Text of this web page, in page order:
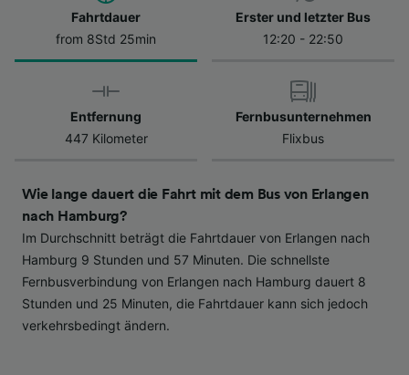
Fahrtdauer
from 8Std 25min
Erster und letzter Bus
12:20 - 22:50
Entfernung
447 Kilometer
Fernbusunternehmen
Flixbus
Wie lange dauert die Fahrt mit dem Bus von Erlangen
nach Hamburg?
Im Durchschnitt beträgt die Fahrtdauer von Erlangen nach
Hamburg 9 Stunden und 57 Minuten. Die schnellste
Fernbusverbindung von Erlangen nach Hamburg dauert 8
Stunden und 25 Minuten, die Fahrtdauer kann sich jedoch
verkehrsbedingt ändern.
Datenschutzrichtlinie. Diese Präferenzen
werden unseren Partnern signalisiert und
haben keinen Einfluss auf Surfdaten. Ihre
Daten werden nicht für Tracking-Zwecke
verwendet, wenn Sie uns gebeten haben, Ihr
Surfverhalten nicht zu verfolgen.
Verwendung genauer Standortdaten.
Endgeräteeigenschaften zur Identifikation
aktiv abfragen. Speichern von oder Zugriff auf
Informationen auf einem Endgerät.
Personalisierte Werbung und Inhalte, Messung
von Werbeleistung und der Performance von
Inhalten, Zielgruppenforschung sowie
Entwicklung und Verbesserung von